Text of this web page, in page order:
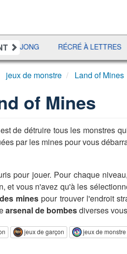
RÉCRÉ À LETTRES
jeux de monstre Land of Mines
of Mines
de détruire tous les monstres
par les mines pour vous
pour jouer. Pour chaque
et vous n'avez qu'à les
des mines pour trouver l'endroit
arsenal de bombesdiverses
jeux de garçon jeux de monstre